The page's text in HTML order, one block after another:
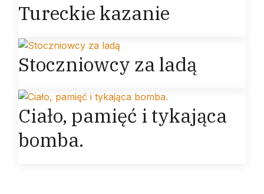
Tureckie kazanie
Stoczniowcy za ladą
Ciało, pamięć i tykająca
bomba.